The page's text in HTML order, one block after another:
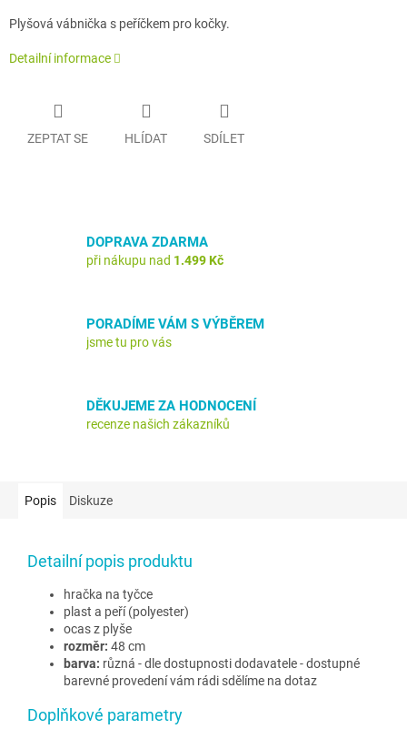
Plyšová vábnička s peříčkem pro kočky.
Detailní informace
ZEPTAT SE HLÍDAT SDÍLET
DOPRAVA ZDARMA
při nákupu nad 1.499 Kč
PORADÍME VÁM S VÝBĚREM
jsme tu pro vás
DĚKUJEME ZA HODNOCENÍ
recenze našich zákazníků
Popis Diskuze
Detailní popis produktu
hračka na tyčce
plast a peří (polyester)
ocas z plyše
rozměr: 48 cm
barva: různá - dle dostupnosti dodavatele - dostupné
barevné provedení vám rádi sdělíme na dotaz
Doplňkové parametry